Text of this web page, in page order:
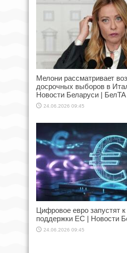
Мелони рассматривает
досрочных выборов в
Новости Беларуси | БелТА
24.06.2026 09:45
Цифровое евро запустят
поддержки ЕС | Новости
24.06.2026 09:45